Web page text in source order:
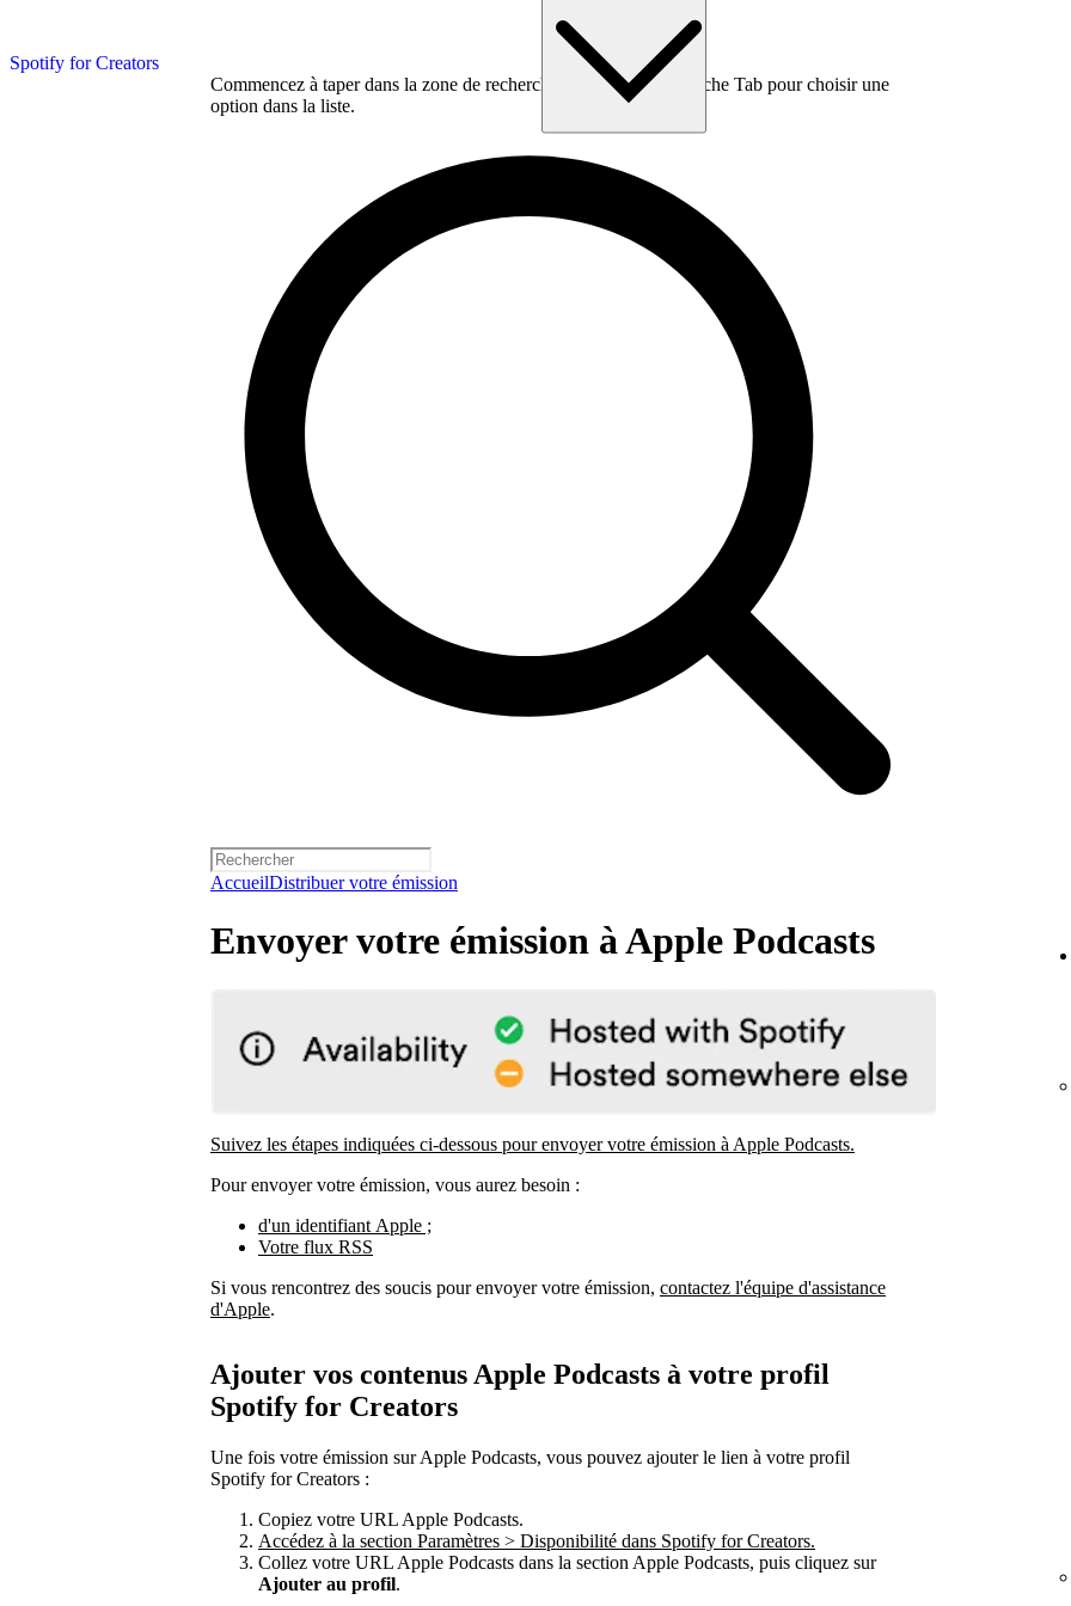
Spotify for Creators
Commencez à taper dans la zone de recherche, puis utilisez la touche Tab pour choisir une
option dans la liste.
AccueilDistribuer votre émission
Envoyer votre émission à Apple Podcasts
Suivez les étapes indiquées ci-dessous pour envoyer votre émission à Apple Podcasts.
Pour envoyer votre émission, vous aurez besoin :
d'un identifiant Apple ;
Votre flux RSS
Si vous rencontrez des soucis pour envoyer votre émission, contactez l'équipe d'assistance
d'Apple.
Ajouter vos contenus Apple Podcasts à votre profil
Spotify for Creators
Une fois votre émission sur Apple Podcasts, vous pouvez ajouter le lien à votre profil
Spotify for Creators :
Copiez votre URL Apple Podcasts.
Accédez à la section Paramètres > Disponibilité dans Spotify for Creators.
Collez votre URL Apple Podcasts dans la section Apple Podcasts, puis cliquez sur
Ajouter au profil.